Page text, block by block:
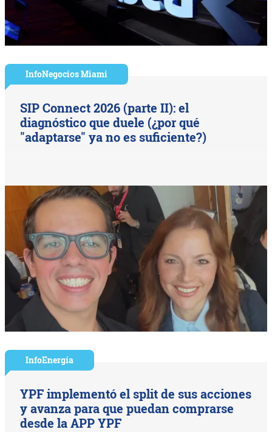
InfoNegocios Miami
SIP Connect 2026 (parte II): el
diagnóstico que duele (¿por qué
"adaptarse" ya no es suficiente?)
InfoEnergía
YPF implementó el split de sus acciones
y avanza para que puedan comprarse
desde la APP YPF